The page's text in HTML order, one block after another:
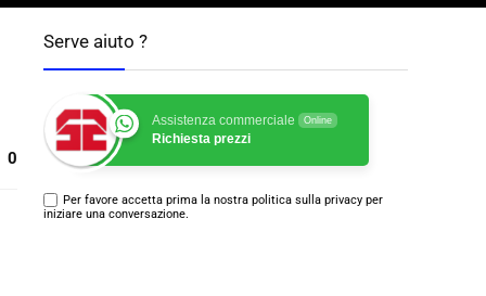
0
Serve aiuto ?
Assistenza commerciale Online
Richiesta prezzi
Per favore accetta prima la nostra politica sulla privacy per
iniziare una conversazione.